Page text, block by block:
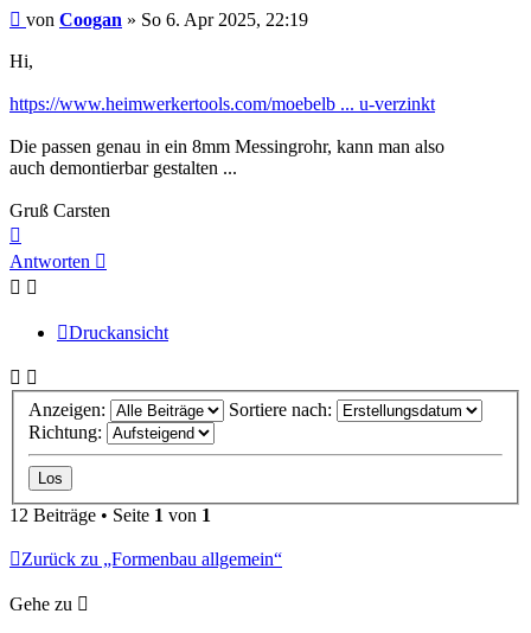
Beitrag
von Coogan » So 6. Apr 2025, 22:19
Hi,
https://www.heimwerkertools.com/moebelb ... u-verzinkt
Die passen genau in ein 8mm Messingrohr, kann man also
auch demontierbar gestalten ...
Gruß Carsten
oben
Antworten
Druckansicht
Anzeigen:
Sortiere nach:
Richtung:
12 Beiträge • Seite 1 von 1
Zurück zu „Formenbau allgemein“
Gehe zu